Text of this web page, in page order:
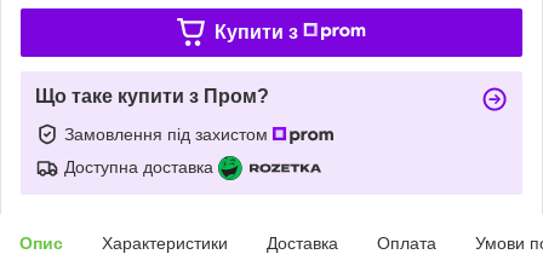
Купити з
Що таке купити з Пром?
Замовлення під захистом
Доступна доставка
Опис Характеристики Доставка Оплата Умови